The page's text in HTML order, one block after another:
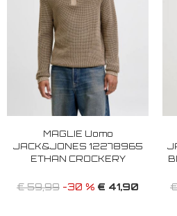
MAGLIE Uomo
JACK&JONES 12278965
ETHAN CROCKERY
€ 59,99 -30 % € 41,90